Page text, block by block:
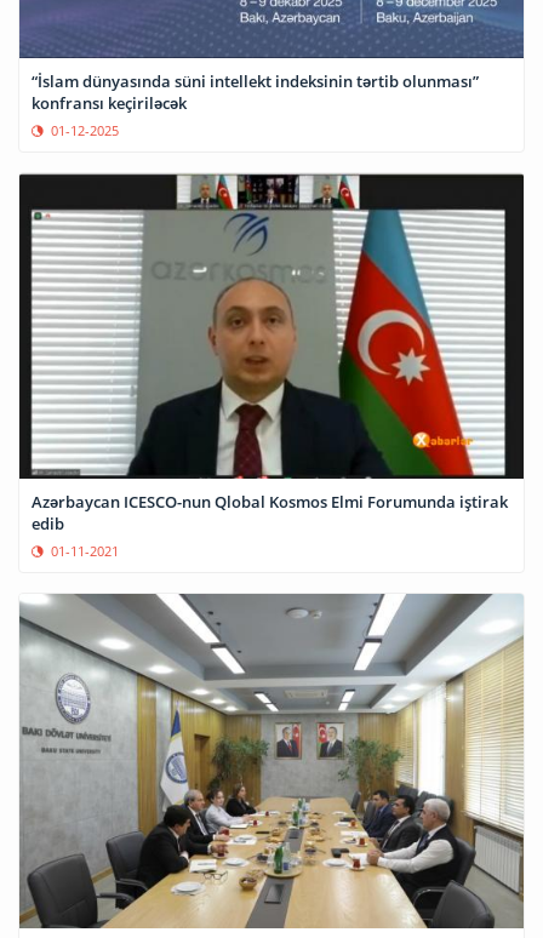
“İslam dünyasında süni intellekt indeksinin tərtib olunması”
konfransı keçiriləcək
01-12-2025
Azərbaycan ICESCO-nun Qlobal Kosmos Elmi Forumunda iştirak
edib
01-11-2021